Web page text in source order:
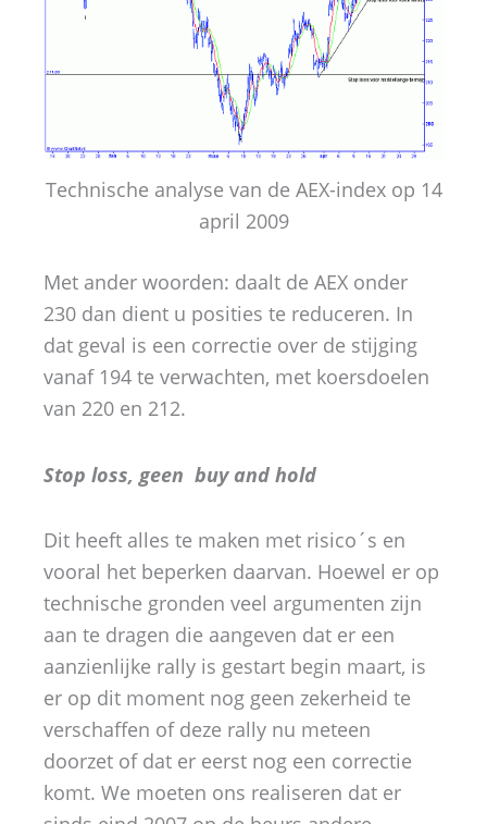
Technische analyse van de AEX-index op 14
april 2009
Met ander woorden: daalt de AEX onder
230 dan dient u posities te reduceren. In
dat geval is een correctie over de stijging
vanaf 194 te verwachten, met koersdoelen
van 220 en 212.
Stop loss, geen buy and hold
Dit heeft alles te maken met risico´s en
vooral het beperken daarvan. Hoewel er op
technische gronden veel argumenten zijn
aan te dragen die aangeven dat er een
aanzienlijke rally is gestart begin maart, is
er op dit moment nog geen zekerheid te
verschaffen of deze rally nu meteen
doorzet of dat er eerst nog een correctie
komt. We moeten ons realiseren dat er